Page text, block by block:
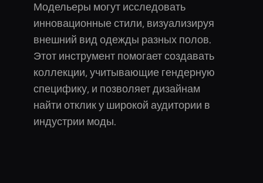
Модельеры могут исследовать
инновационные стили, визуализируя
внешний вид одежды разных полов.
Этот инструмент помогает создавать
коллекции, учитывающие гендерную
специфику, и позволяет дизайнам
найти отклик у широкой аудитории в
индустрии моды.